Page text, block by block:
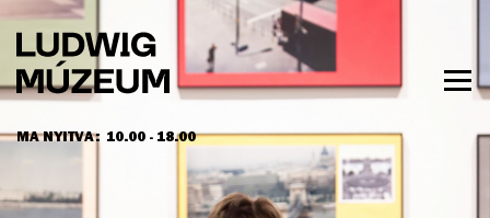
tartalomra
MA NYITVA: 10.00 - 18.00
NYITVATARTÁS ÉS JEGYÁRAK